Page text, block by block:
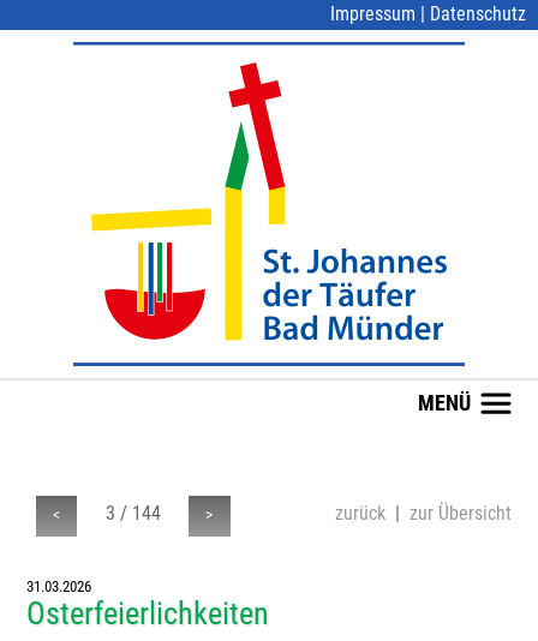
Impressum | Datenschutz
MENÜ
< 3 / 144 > zurück| zur Übersicht
31.03.2026
Osterfeierlichkeiten